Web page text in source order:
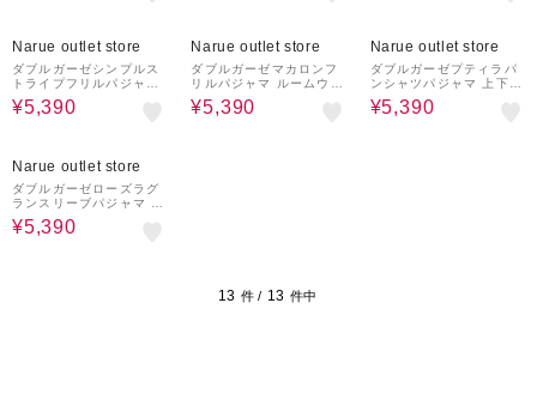
い おしゃれ 大人かわい
い
Narue outlet store
ダブルガーゼシンプルス
トライプフリルパジャマ
上下セット ルームウェア
部屋着 綿100％ 肌に優
ゃれ 大人かわいい ベー
シック
¥5,390
Narue outlet store
ダブルガーゼマカロンフ
リルパジャマ ルームウェ
ア 部屋着 綿100％ お肌
に優しい 着心地がいい
¥5,390
Narue outlet store
ダブルガーゼプティラパ
ンシャツパジャマ 上下セ
ット ルームウェア 部屋
着 綿100％ お肌に優し
¥5,390
Narue outlet store
ダブルガーゼローズラグ
ランスリーブパジャマ 上
下セット ルームウェア
部屋着 綿100％ 肌に優
¥5,390
13 件 / 13 件中